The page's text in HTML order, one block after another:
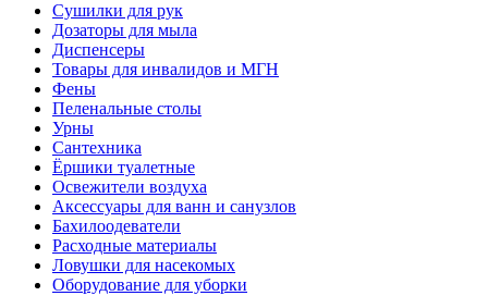
Сушилки для рук
Дозаторы для мыла
Диспенсеры
Товары для инвалидов и МГН
Фены
Пеленальные столы
Урны
Сантехника
Ёршики туалетные
Освежители воздуха
Аксессуары для ванн и санузлов
Бахилоодеватели
Расходные материалы
Ловушки для насекомых
Оборудование для уборки